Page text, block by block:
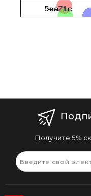
Получите 5%